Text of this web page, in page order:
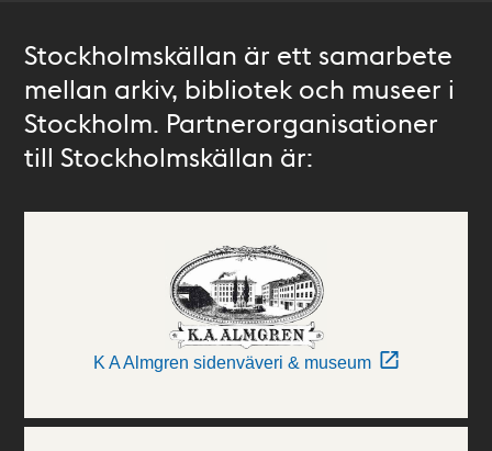
Stockholmskällan är ett samarbete
mellan arkiv, bibliotek och museer i
Stockholm. Partnerorganisationer
till Stockholmskällan är:
K A Almgren sidenväveri & museum